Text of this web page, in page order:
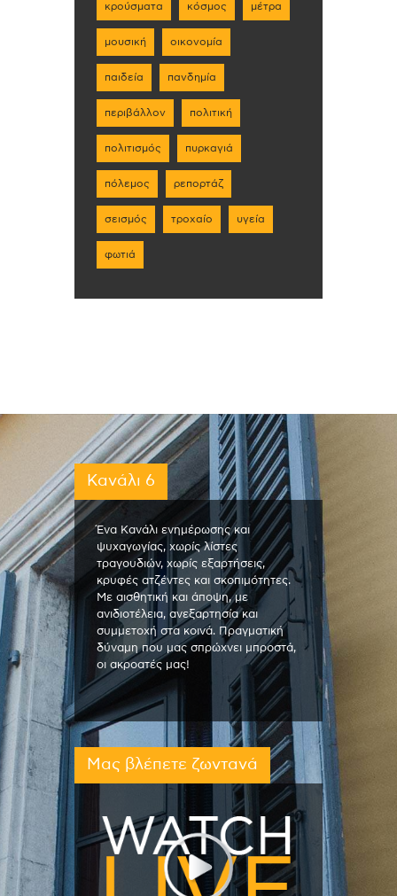
κρούσματα κόσμος μέτρα
μουσική οικονομία
παιδεία πανδημία
περιβάλλον πολιτική
πολιτισμός πυρκαγιά
πόλεμος ρεπορτάζ
σεισμός τροχαίο υγεία
φωτιά
Κανάλι 6
Ένα Κανάλι ενημέρωσης και
ψυχαγωγίας, χωρίς λίστες
τραγουδιών, χωρίς εξαρτήσεις,
κρυφές ατζέντες και σκοπιμότητες.
Με αισθητική και άποψη, με
ανιδιοτέλεια, ανεξαρτησία και
συμμετοχή στα κοινά. Πραγματική
δύναμη που μας σπρώχνει μπροστά,
οι ακροατές μας!
Μας βλέπετε ζωντανά